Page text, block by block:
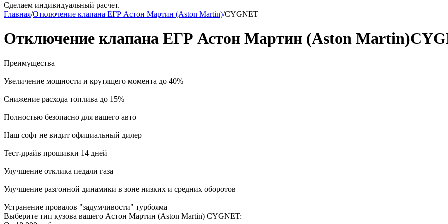
Сделаем индивидуальный расчет.
Главная/Отключение клапана ЕГР Астон Мартин (Aston Martin)/CYGNET
Отключение клапана ЕГР Астон Мартин (Aston
Преимущества
Увеличение мощности и крутящего момента до 40%
Снижение расхода топлива до 15%
Полностью безопасно для вашего авто
Наш софт не видит официальный дилер
Тест-драйв прошивки 14 дней
Улучшение отклика педали газа
Улучшение разгонной динамики в зоне низких и средних оборотов
Устранение провалов "задумчивости" турбояма
Выберите тип кузова вашего Астон Мартин (Aston Martin) CYGNET: